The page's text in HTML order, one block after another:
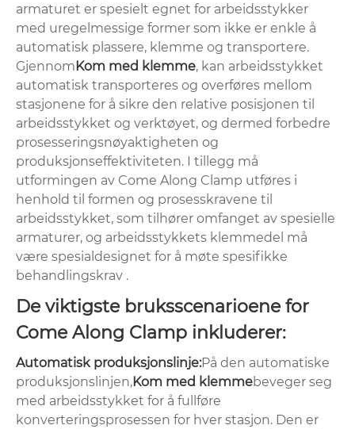
armaturet er spesielt egnet for arbeidsstykker
med uregelmessige former som ikke er enkle å
automatisk plassere, klemme og transportere.
GjennomKom med klemme, kan arbeidsstykket
automatisk transporteres og overføres mellom
stasjonene for å sikre den relative posisjonen til
arbeidsstykket og verktøyet, og dermed forbedre
prosesseringsnøyaktigheten og
produksjonseffektiviteten. I tillegg må
utformingen av Come Along Clamp utføres i
henhold til formen og prosesskravene til
arbeidsstykket, som tilhører omfanget av spesielle
armaturer, og arbeidsstykkets klemmedel må
være spesialdesignet for å møte spesifikke
behandlingskrav .
De viktigste bruksscenarioene for
Come Along Clamp inkluderer:
Automatisk produksjonslinje:På den automatiske
produksjonslinjen,Kom med klemmebeveger seg
med arbeidsstykket for å fullføre
konverteringsprosessen for hver stasjon. Den er